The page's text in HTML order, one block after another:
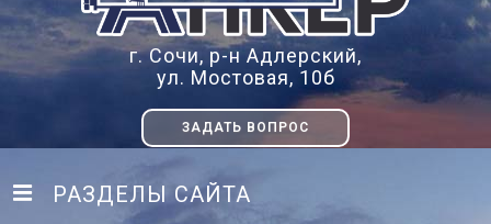
г. Сочи, р-н Адлерский,
ул. Мостовая, 10б
ЗАДАТЬ ВОПРОС
РАЗДЕЛЫ САЙТА